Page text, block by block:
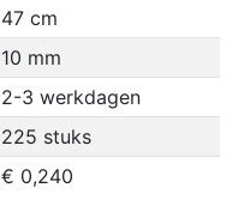
47 cm
10 mm
2-3 werkdagen
225 stuks
€ 0,240